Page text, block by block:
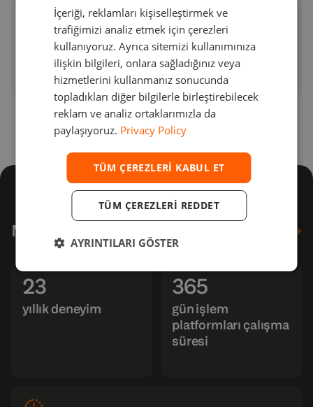
Multi-asset and
market-making
support
Market-making and trading
across a full range of
financial instruments, from
cash products to exchange-
traded and OTC derivatives
Neden Devexperts
23
yıllık deneyim
365
gün işlem
platformları çalışma
süresi
SPANISH
İçeriği, reklamları kişiselleştirmek ve
trafiğimizi analiz etmek için çerezleri
kullanıyoruz. Ayrıca sitemizi kullanımınıza
ilişkin bilgileri, onlara sağladığınız veya
hizmetlerini kullanmanız sonucunda
topladıkları diğer bilgilerle birleştirebilecek
reklam ve analiz ortaklarımızla da
paylaşıyoruz. Privacy Policy
TÜM ÇEREZLERI KABUL ET
TÜM ÇEREZLERI REDDET
AYRINTILARI GÖSTER